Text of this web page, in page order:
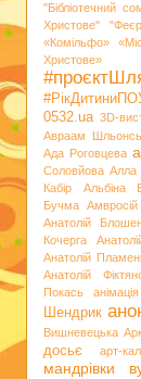
"Бібліотечний
Христове"
«Комільфо»
Христове»
0532.ua 3D-
Авраам
Ада Роговцева
Соловйова Алла
Кабір
Альбіна
Бучма
Анатолій
Кочерга
Анатолій
Анатолій
Покась
анімація
Шендрик
Вишневецька
досьє
арт-
мандрівки